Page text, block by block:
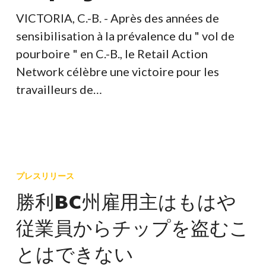
de
leurs
employés
VICTORIA, C.-B. - Après des années de
sensibilisation à la prévalence du " vol de
pourboire " en C.-B., le Retail Action
Network célèbre une victoire pour les
travailleurs de…
利
州
雇
用
主
プレスリリース
勝利BC州雇用主はもはや
従業員からチップを盗むこ
とはできない